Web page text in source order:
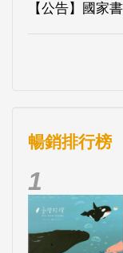
【公告】國家
暢銷排行榜
1